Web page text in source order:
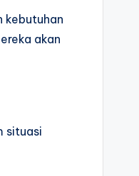
kebutuhan
akan
situasi